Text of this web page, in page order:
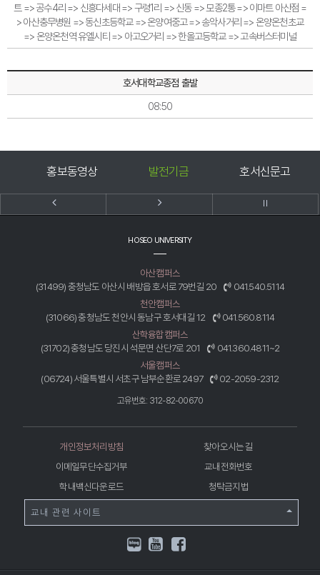
트 => 공수4리 => 신흥다세대 => 구령1리 => 신동 => 모종2통 => 이마트 아산점 =
> 아산충무병원 => 동신초등학교 => 온양여중고 => 송악사거리 => 온양온천초교
=> 온양온천역 유엘시티 => 아고오거리 => 한올고등학교 => 고속버스터미널
호서대학교종점 출발
08:50
홍보동영상 발전기금 호서신문고
HOSEO UNIVERSITY
아산캠퍼스
(31499) 충청남도 아산시 배방읍 호서로 79번길 20
041.540.5114
천안캠퍼스
(31066) 충청남도 천안시 동남구 호서대길 12
041.560.8114
산학융합캠퍼스
(31702) 충청남도 당진시 석문면 산단7로 201
041.360.4811~2
서울캠퍼스
(06724) 서울특별시 서초구 남부순환로 2497
02-2059-2312
고유번호: 312-82-00670
개인정보처리방침
찾아오시는 길
이메일무단수집거부
교내전화번호
학내백신다운로드
청탁금지법
교내 관련 사이트